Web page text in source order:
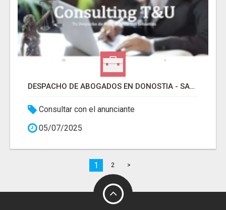
DESPACHO DE ABOGADOS EN DONOSTIA - SAN SEBASTIÁN
Consultar con el anunciante
05/07/2025
1 2 >